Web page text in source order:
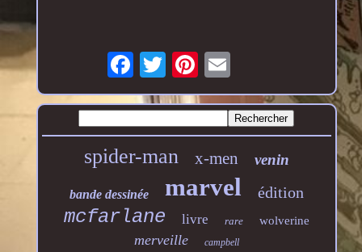
spider-man x-men venin
bande dessinée marvel édition
mcfarlane livre rare wolverine
merveille campbell